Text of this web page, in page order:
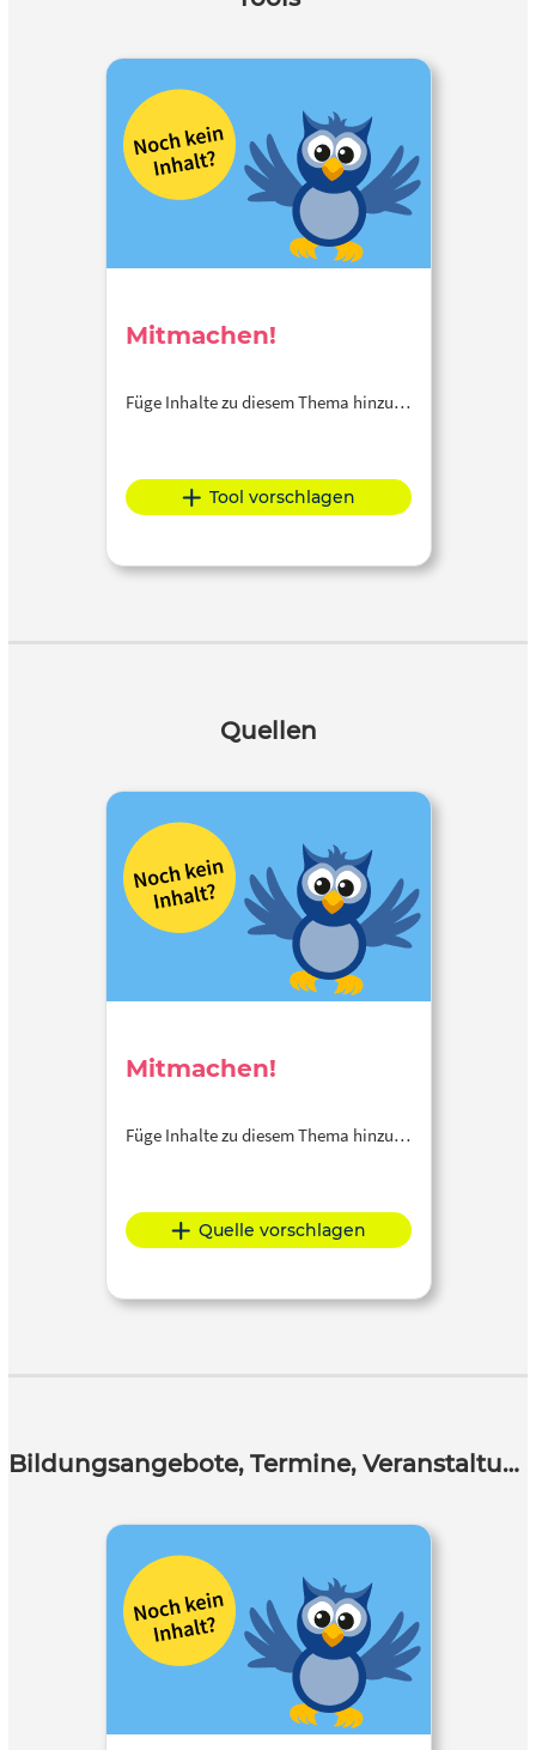
Schülerinnen und Schüler ab der Sekundarstufe II, an
Lehrkräfte sowie an Auszubildende, Berufseinsteigerinnen
und Berufseinsteiger und weitere Interessierte, die sich
praxisnah und fundiert mit den Grundlagen Künstlicher
Intelligenz auseinandersetzen möchten.
Mitmachen!
Füge Inhalte zu diesem Thema hinzu…
Tool vorschlagen
Quellen
Mitmachen!
Füge Inhalte zu diesem Thema hinzu…
Quelle vorschlagen
Bildungsangebote, Termine, Veranstaltungen